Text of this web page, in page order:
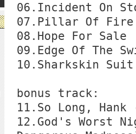
06.Incident On
07.Pillar Of Fire
08.Hope For Sale
09.Edge Of The
10.Sharkskin Suit
bonus track:
11.So Long,
12.God's Worst